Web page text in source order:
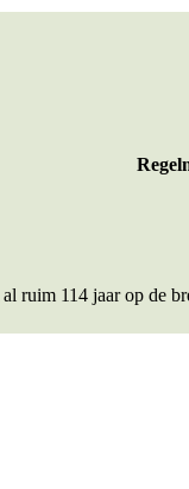
ruim 114 jaar op de